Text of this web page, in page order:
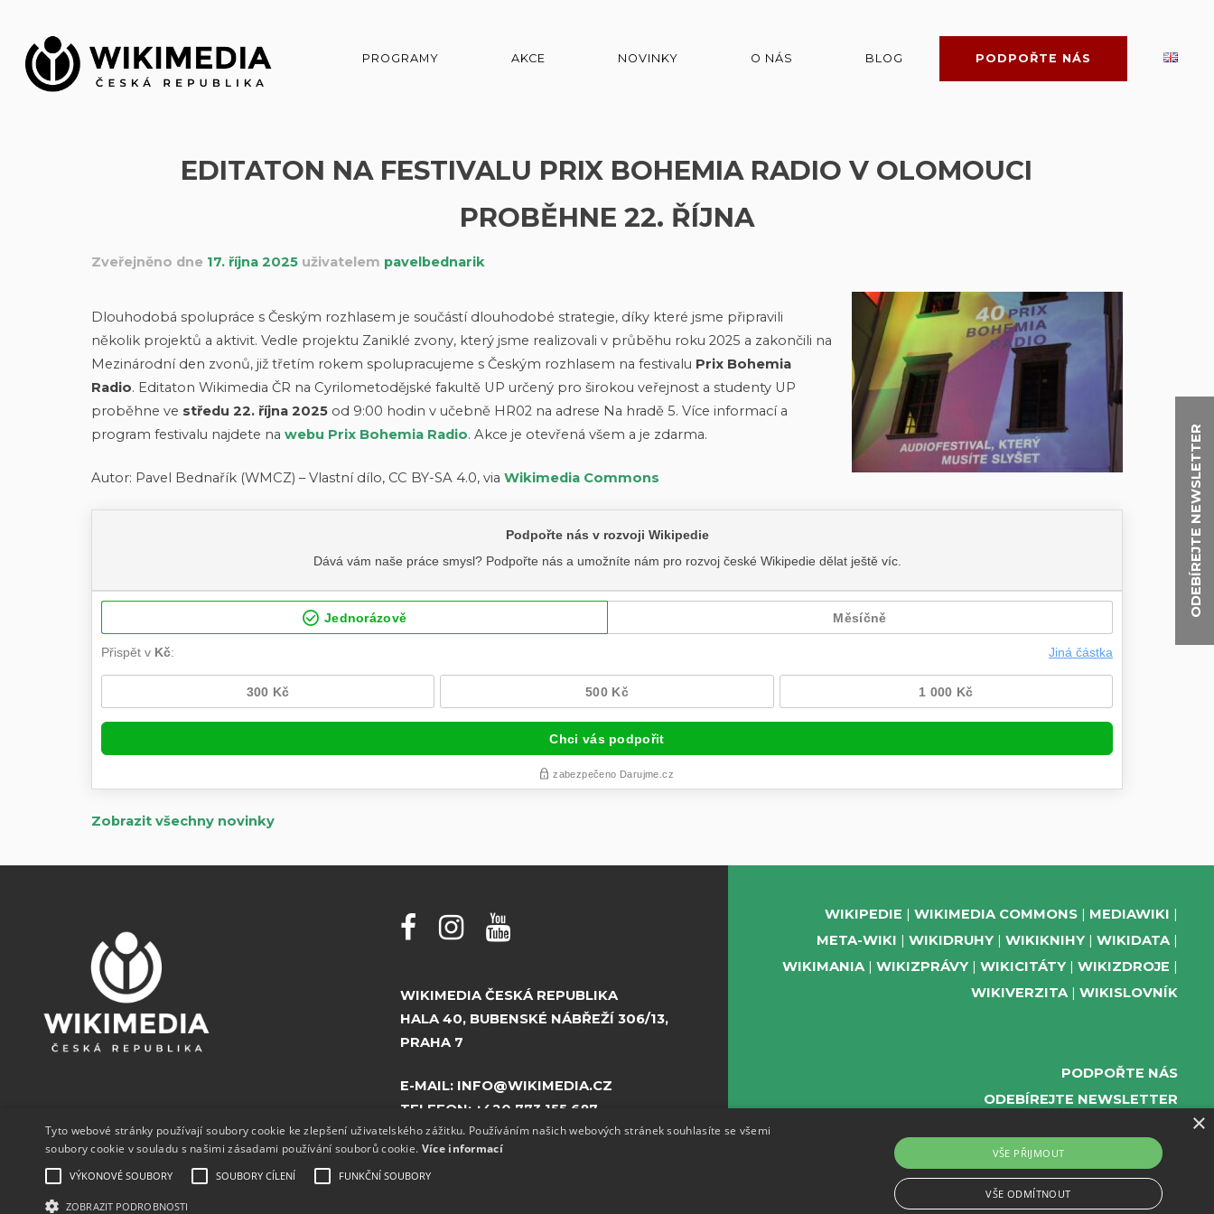
ODEBÍREJTE NEWSLETTER
obsah
PROGRAMY AKCE NOVINKY O NÁS BLOG PODPOŘTE NÁS
EDITATON NA FESTIVALU PRIX BOHEMIA RADIO V OLOMOUCI
PROBĚHNE 22. ŘÍJNA
Zveřejněno dne 17. října 2025uživatelem pavelbednarik
Dlouhodobá spolupráce s Českým rozhlasem je součástí dlouhodobé strategie, díky které jsme připravili
několik projektů a aktivit. Vedle projektu Zaniklé zvony, který jsme realizovali v průběhu roku 2025 a zakončili na
Mezinárodní den zvonů, již třetím rokem spolupracujeme s Českým rozhlasem na festivalu Prix Bohemia
Radio. Editaton Wikimedia ČR na Cyrilometodějské fakultě UP určený pro širokou veřejnost a studenty UP
proběhne ve středu 22. října 2025od 9:00 hodin v učebně HR02 na adrese Na hradě 5. Více informací a
program festivalu najdete na webu Prix Bohemia Radio. Akce je otevřená všem a je zdarma.
Autor: Pavel Bednařík (WMCZ) – Vlastní dílo, CC BY-SA 4.0, via Wikimedia Commons
Zobrazit všechny novinky
WIKIMEDIA ČESKÁ REPUBLIKA
HALA 40, BUBENSKÉ NÁBŘEŽÍ 306/13,
PRAHA 7
E-MAIL: INFO@WIKIMEDIA.CZ
TELEFON: +420 773 155 687
WIKIPEDIE WIKIMEDIA COMMONS
MEDIAWIKI
META-WIKI
WIKIDRUHY WIKIKNIHY
WIKIDATA
WIKIMANIA
WIKIZPRÁVY WIKICITÁTY
WIKIZDROJE
WIKIVERZITA
WIKISLOVNÍK
PODPOŘTE NÁS
ODEBÍREJTE NEWSLETTER
WIKIKOMPAS
REGISTRACI A PROVOZ DOMÉN A WEBHOSTINGU
POSKYTUJE ZDARMA ACTIVE 24.
×
Tyto webové stránky používají soubory cookie ke zlepšení uživatelského zážitku. Používáním našich webových stránek souhlasíte se všemi
soubory cookie v souladu s našimi zásadami používání souborů cookie. Více informací
VÝKONOVÉ SOUBORY SOUBORY CÍLENÍ FUNKČNÍ SOUBORY
ZOBRAZIT PODROBNOSTI
VŠE PŘIJMOUT
VŠE ODMÍTNOUT